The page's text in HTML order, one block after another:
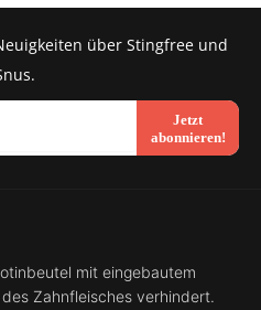
über Stingfree und
Jetzt
abonnieren!
mit eingebautem
Zahnfleisches verhindert.